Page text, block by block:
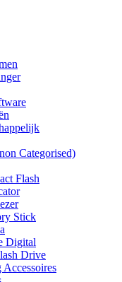
Categorised)
Flash
Stick
Digital
Drive
Accessoires